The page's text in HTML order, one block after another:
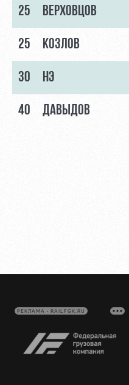
25 ВЕРХОВЦОВ
25 КОЗЛОВ
30 НЭ
40 ДАВЫДОВ
РЕКЛАМА • RAILFGK.RU